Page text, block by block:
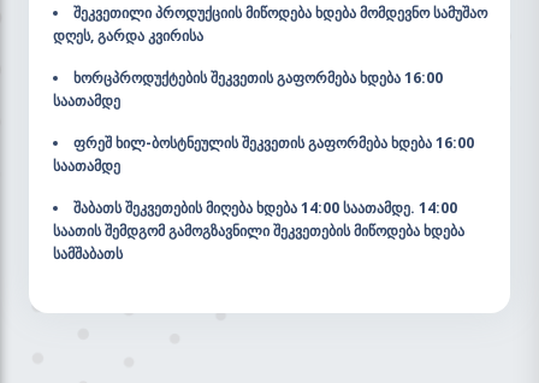
შეკვეთილი პროდუქციის მიწოდება ხდება მომდევნო სამუშაო
დღეს, გარდა კვირისა
ხორცპროდუქტების შეკვეთის გაფორმება ხდება 16:00
საათამდე
ფრეშ ხილ-ბოსტნეულის შეკვეთის გაფორმება ხდება 16:00
საათამდე
შაბათს შეკვეთების მიღება ხდება 14:00 საათამდე. 14:00
საათის შემდგომ გამოგზავნილი შეკვეთების მიწოდება ხდება
სამშაბათს